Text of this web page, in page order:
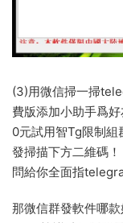
(3)用微信掃一掃
費版添加小助手爲好
0元試用智Tg限制
發掃描下方二維碼
問給你全面指
那微信群發軟件哪款